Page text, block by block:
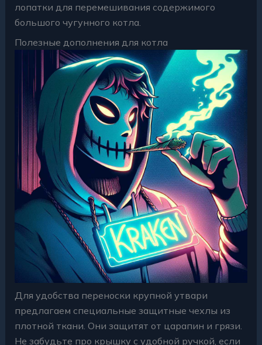
лопатки для перемешивания содержимого
большого чугунного котла.
Полезные дополнения для котла
Для удобства переноски крупной утвари
предлагаем специальные защитные чехлы из
плотной ткани. Они защитят от царапин и грязи.
Не забудьте про крышку с удобной ручкой, если